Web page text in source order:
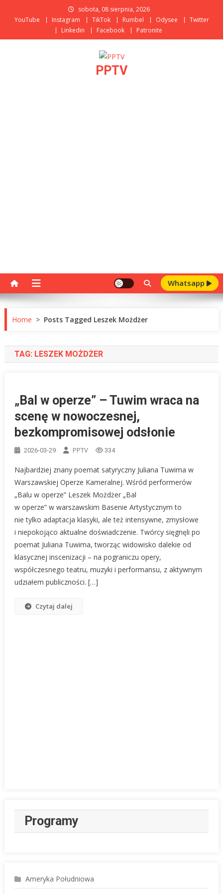
sobota, 08 sierpnia, 2026
YouTube
Instagram TikTok Rumbel Odysee
Twitter
Linkedin
Facebook Patronite
PPTV
Whatsapp
Home > Posts Tagged Leszek Możdżer
TAG: LESZEK MOŻDŻER
„Bal w operze” – Tuwim wraca na
scenę w nowoczesnej,
bezkompromisowej odsłonie
2026-03-29 PPTV 334
Najbardziej znany poemat satyryczny Juliana Tuwima w
Warszawskiej Operze Kameralnej. Wśród performerów
„Balu w operze” Leszek Możdżer „Bal
w operze” w warszawskim Basenie Artystycznym to
nie tylko adaptacja klasyki, ale też intensywne, zmysłowe
i niepokojąco aktualne doświadczenie. Twórcy sięgnęli po
poemat Juliana Tuwima, tworząc widowisko dalekie od
klasycznej inscenizacji – na pograniczu opery,
współczesnego teatru, muzyki i performansu, z aktywnym
udziałem publiczności. […]
Czytaj dalej
Programy
Ameryka Południowa